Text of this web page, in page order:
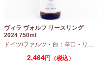
ヴィラ ヴォルフ リースリング
2024 750ml
ドイツ/ファルツ ・ 白：辛口 ・ リースリング
2,464円（税込）